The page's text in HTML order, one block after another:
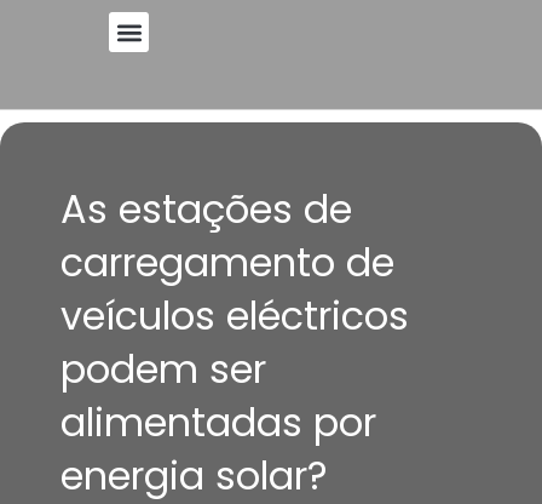
conteúdo
As estações de
carregamento de
veículos eléctricos
podem ser
alimentadas por
energia solar?